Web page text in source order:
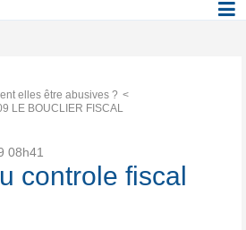
elles être abusives ?
LE BOUCLIER FISCAL
08h41
controle fiscal